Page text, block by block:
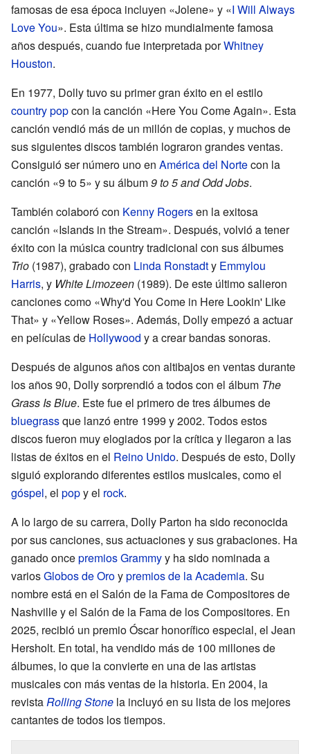
famosas de esa época incluyen «Jolene» y «I Will Always
Love You». Esta última se hizo mundialmente famosa
años después, cuando fue interpretada porWhitney
Houston.
En 1977, Dolly tuvo su primer gran éxito en el estilo
country popcon la canción «Here You Come Again». Esta
canción vendió más de un millón de copias, y muchos de
sus siguientes discos también lograron grandes ventas.
Consiguió ser número uno en América del Nortecon la
canción «9 to 5» y su álbum9 to 5 and Odd Jobs.
También colaboró con Kenny Rogersen la exitosa
canción «Islands in the Stream». Después, volvió a tener
éxito con la música country tradicional con sus álbumes
Trio (1987), grabado con Linda Ronstadty Emmylou
Harris, y White Limozeen (1989). De este último salieron
canciones como «Why'd You Come in Here Lookin' Like
That» y «Yellow Roses». Además, Dolly empezó a actuar
en películas de Hollywood y a crear bandas sonoras.
Después de algunos años con altibajos en ventas durante
los años 90, Dolly sorprendió a todos con el álbum The
Grass Is Blue. Este fue el primero de tres álbumes de
bluegrassque lanzó entre 1999 y 2002. Todos estos
discos fueron muy elogiados por la crítica y llegaron a las
listas de éxitos en el Reino Unido. Después de esto, Dolly
siguió explorando diferentes estilos musicales, como el
góspel, el popy el rock.
A lo largo de su carrera, Dolly Parton ha sido reconocida
por sus canciones, sus actuaciones y sus grabaciones. Ha
ganado oncepremios Grammyy ha sido nominada a
variosGlobos de Oroypremios de la Academia. Su
nombre está en el Salón de la Fama de Compositores de
Nashville y el Salón de la Fama de los Compositores. En
2025, recibió un premio Óscar honorífico especial, el Jean
Hersholt. En total, ha vendido más de 100 millones de
álbumes, lo que la convierte en una de las artistas
musicales con más ventas de la historia. En 2004, la
revistaRolling Stone la incluyó en su lista de los mejores
cantantes de todos los tiempos.